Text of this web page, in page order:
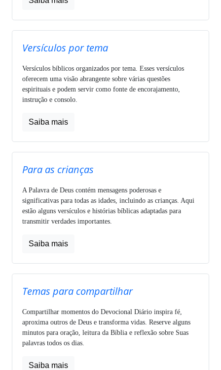
Versículos por tema
Versículos bíblicos organizados por tema. Esses versículos
oferecem uma visão abrangente sobre várias questões
espirituais e podem servir como fonte de encorajamento,
instrução e consolo.
Saiba mais
Para as crianças
A Palavra de Deus contém mensagens poderosas e
significativas para todas as idades, incluindo as crianças. Aqui
estão alguns versículos e histórias bíblicas adaptadas para
transmitir verdades importantes.
Saiba mais
Temas para compartilhar
Compartilhar momentos do Devocional Diário inspira fé,
aproxima outros de Deus e transforma vidas. Reserve alguns
minutos para oração, leitura da Bíblia e reflexão sobre Suas
palavras todos os dias.
Saiba mais